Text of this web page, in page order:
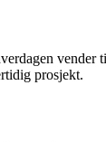
prosjekt.